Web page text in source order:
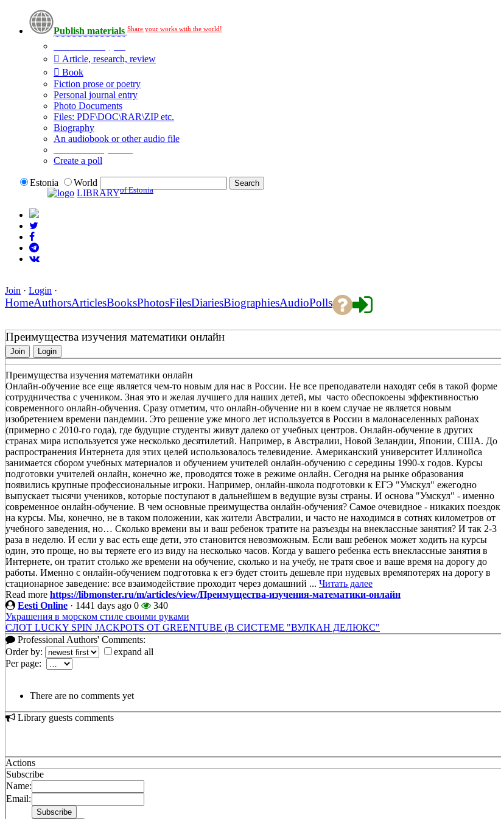
Publish materials Share your works with the world!
Article, research, review
Book
Fiction prose or poetry
Personal journal entry
Photo Documents
Files: PDF\DOC\RAR\ZIP etc.
Biography
An audiobook or other audio file
Create a poll
Estonia
World
LIBRARYof Estonia
Join · Login ·
HomeAuthorsArticlesBooksPhotosFilesDiariesBiographiesAudioPolls
Преимущества изучения математики онлайн
Join Login
Преимущества изучения математики онлайн
Онлайн-обучение все еще является чем-то новым для нас в России. Не все преподаватели находят себя в такой форме
сотрудничества с учеником. Зная это и желая лучшего для наших детей, мы часто обеспокоены эффективностью
современного онлайн-обучения. Сразу отметим, что онлайн-обучение ни в коем случае не является новым
изобретением времени пандемии. Это решение уже много лет используется в России в малонаселенных районах
(примерно с 2010-го года), где будущие студенты живут далеко от учебных центров. Онлайн-обучение в других
странах мира используется уже несколько десятилетий. Например, в Австралии, Новой Зеландии, Японии, США. До
распространения Интернета для этих целей использовалось телевидение. Американский университет Иллинойса
занимается сбором учебных материалов и обучением учителей онлайн-обучению с середины 1990-х годов. Курсы
подготовки учителей онлайн, конечно же, проводятся тоже в режиме онлайн. Сегодня на рынке образования
появились крупные профессиональные игроки. Например, онлайн-школа подготовки к ЕГЭ "Умскул" ежегодно
выпускает тысячи учеников, которые поступают в дальнейшем в ведущие вузы страны. И основа "Умскул" - именно
современное онлайн-обучение. В чем основные преимущества онлайн-обучения? Самое очевидное - никаких поездок
на курсы. Мы, конечно, не в таком положении, как жители Австралии, и часто не находимся в сотнях километров от
учебного заведения, но… Сколько времени вы и ваш ребенок тратите на разъезды на внеклассные занятия? И так 2-3
раза в неделю. И если у вас есть еще дети, это становится невозможным. Если ваш ребенок может ходить на курсы
один, это проще, но вы теряете его из виду на несколько часов. Когда у вашего ребенка есть внеклассные занятия в
Интернете, он тратит столько же времени на обучение, сколько и на учебу, не тратя свое и ваше время на дорогу до
работы. Именно с онлайн-обучением подготовка к егэ будет стоить дешевле при нудевых времяпотерях на дорогу в
стационарное заведение: все взаимодействие проходит через домашний ... Читать далее
Read more https://libmonster.ru/m/articles/view/Преимущества-изучения-математики-онлайн
Eesti Online · 1441 days ago 0
340
Украшения в морском стиле своими руками
СЛОТ LUCKY SPIN JACKPOTS ОТ GREENTUBE (В СИСТЕМЕ "ВУЛКАН ДЕЛЮКС"
Professional Authors' Comments:
Order by:
expand all
Per page:
There are no comments yet
Library guests comments
Actions
Subscribe
Name:
Email: